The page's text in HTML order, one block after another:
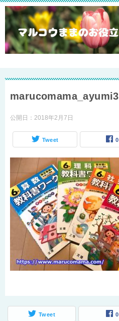
marucomama_ayumi3
公開日： 2018年2月7日
Tweet 0
Tweet 0